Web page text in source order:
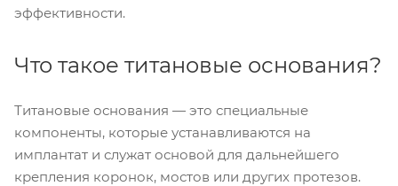
эффективности.
Что такое титановые основания?
Титановые основания — это специальные
компоненты, которые устанавливаются на
имплантат и служат основой для дальнейшего
крепления коронок, мостов или других протезов.